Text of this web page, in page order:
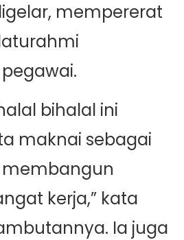
mempererat
bihalal ini
maknai sebagai
kerja,” kata
Ia juga